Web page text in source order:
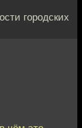
городских